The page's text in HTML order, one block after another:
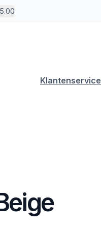
5.00
Klantenservice